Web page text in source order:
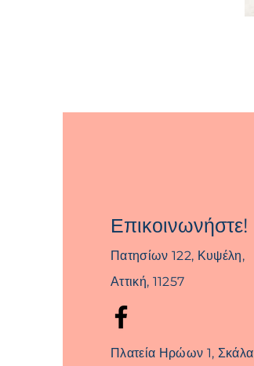
Επικοινωνήστε!
Πατησίων 122, Κυψέλη,
Αττική, 11257
Πλατεία Ηρώων 1, Σκάλα